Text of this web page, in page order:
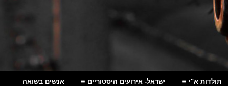
תולדות א"י ישראל- אירועים היסטוריים אנשים בשואה